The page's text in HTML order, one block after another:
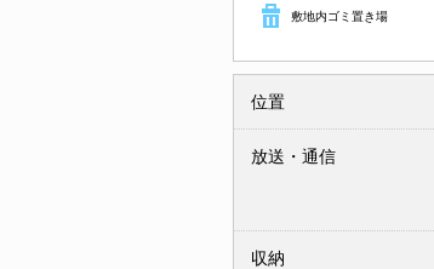
敷地内ゴミ置き場
位置
放送・通信
収納